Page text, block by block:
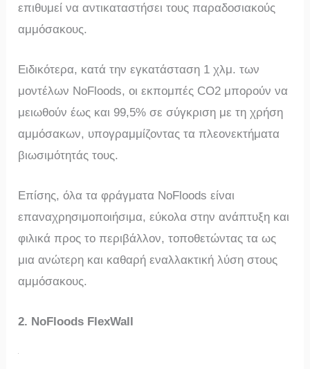
επιθυμεί να αντικαταστήσει τους παραδοσιακούς
αμμόσακους.
Ειδικότερα, κατά την εγκατάσταση 1 χλμ. των
μοντέλων NoFloods, οι εκπομπές CO2 μπορούν να
μειωθούν έως και 99,5% σε σύγκριση με τη χρήση
αμμόσακων, υπογραμμίζοντας τα πλεονεκτήματα
βιωσιμότητάς τους.
Επίσης, όλα τα φράγματα NoFloods είναι
επαναχρησιμοποιήσιμα, εύκολα στην ανάπτυξη και
φιλικά προς το περιβάλλον, τοποθετώντας τα ως
μια ανώτερη και καθαρή εναλλακτική λύση στους
αμμόσακους.
2. NoFloods FlexWall